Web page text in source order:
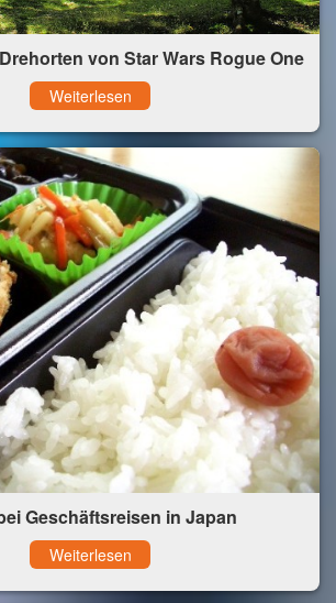
von Star Wars Rogue One
Weiterlesen
Geschäftsreisen in Japan
Weiterlesen